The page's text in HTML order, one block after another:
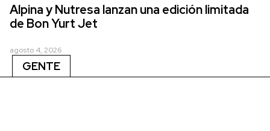
Alpina y Nutresa lanzan una edición limitada
de Bon Yurt Jet
agosto 4, 2026
GENTE